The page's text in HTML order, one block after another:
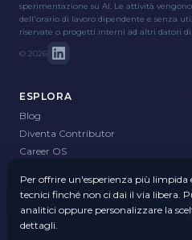
sperimentazione su AI. Le attività
dell'orario di lavoro dipendente e senza
riservate o progetti interni ad altri datori di
© 2026
ESPLORA
Blog
Diventa Contributor
Career OS
Per offrire un'esperienza più limpida
tecnici finché non ci dai il via libera.
analitici oppure personalizzare la
dettagli.